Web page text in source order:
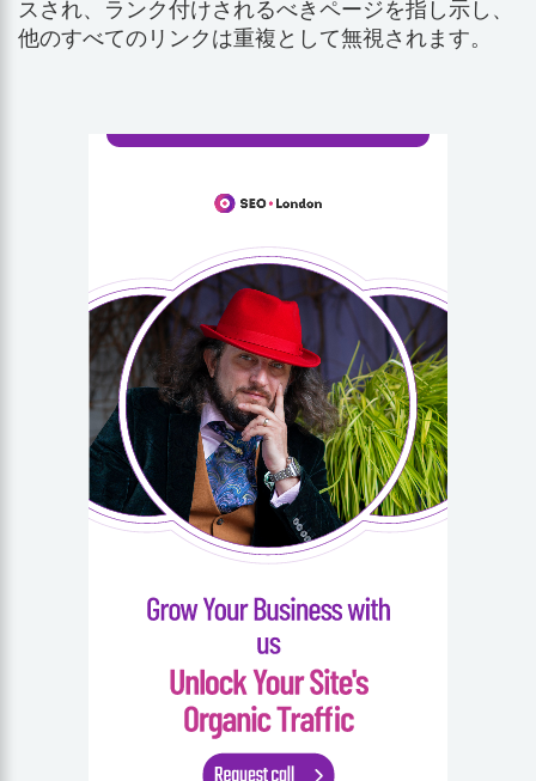
スされ、ランク付けされるべきページを指し示し、
他のすべてのリンクは重複として無視されます。